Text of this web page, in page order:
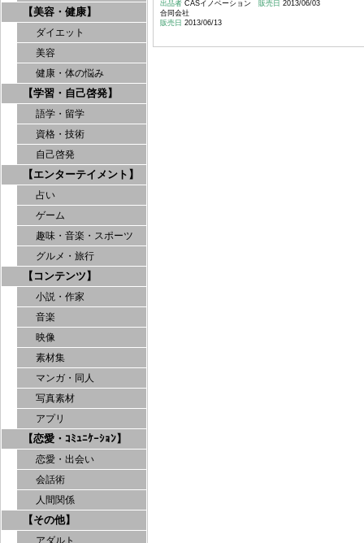
【美容・健康】
ダイエット
美容
健康・体の悩み
【学習・自己啓発】
語学・留学
資格・技術
自己啓発
【エンターテイメント】
占い
ゲーム
趣味・音楽・スポーツ
グルメ・旅行
【コンテンツ】
小説・作家
音楽
映像
素材集
マンガ・同人
写真素材
アプリ
【恋愛・ｺﾐｭﾆｹｰｼｮﾝ】
恋愛・出会い
会話術
人間関係
【その他】
アダルト
出品者 CASイノベーション
合同会社
販売日 2013/06/13
販売日 2013/06/03